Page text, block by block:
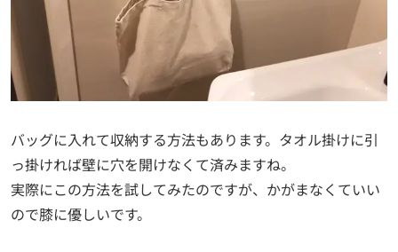
バッグに入れて収納する方法もあります。タオル掛けに引
っ掛ければ壁に穴を開けなくて済みますね。
実際にこの方法を試してみたのですが、かがまなくていい
ので膝に優しいです。